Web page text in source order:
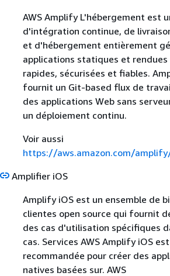
AWS Amplify L'hébergement est
d'intégration continue, de
et d'hébergement entièrement
applications statiques et
rapides, sécurisées et fiables.
fournit un Git-based flux de
des applications Web sans
un déploiement continu.
Voir aussi
https://aws.amazon.com/
Amplifier iOS
Amplify iOS est un ensemble de
clientes open source qui fournit
des cas d'utilisation spécifiques
cas. Services AWS Amplify iOS
recommandée pour créer des
natives basées sur. AWS